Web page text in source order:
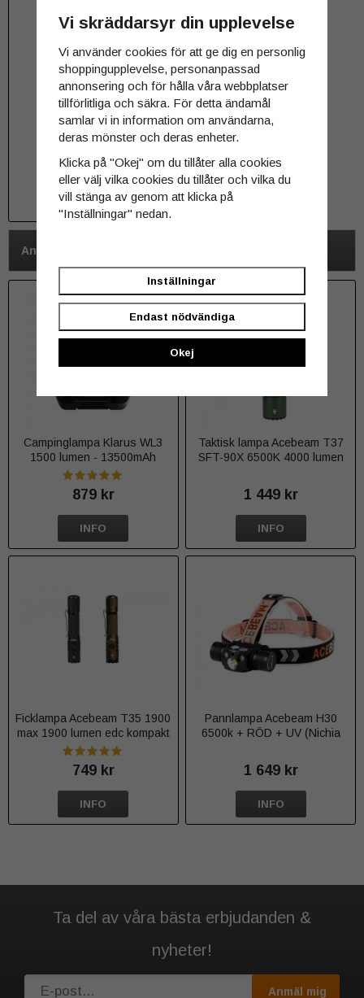
Acebeam diffuser
29 kr
INFO
Andra har även köpt
Campinglampa Klarus WL3
1500 lumen - 13500mAh
Uppladdningsbar
879 kr
INFO
Taktisk lampa Acebeam T37
SFT-90X 6500K 4000 lumen
1 449 kr
INFO
Ficklampa Acebeam T35 1900
max 1900 lumen edc kompakt
749 kr
INFO
Pannlampa Acebeam H30
6500k + RÖD + UV (Nichia
1 649 kr
INFO
Ta del av våra bästa erbjudanden &
nyheter!
Anmäl mig
Vi skräddarsyr din upplevelse
Vi använder cookies för att ge dig en personlig
shoppingupplevelse, personanpassad
annonsering och för hålla våra webbplatser
tillförlitliga och säkra. För detta ändamål
samlar vi in information om användarna,
deras mönster och deras enheter.
Klicka på "Okej" om du tillåter alla cookies
eller välj vilka cookies du tillåter och vilka du
vill stänga av genom att klicka på
"Inställningar" nedan.
Inställningar
Endast nödvändiga
Okej